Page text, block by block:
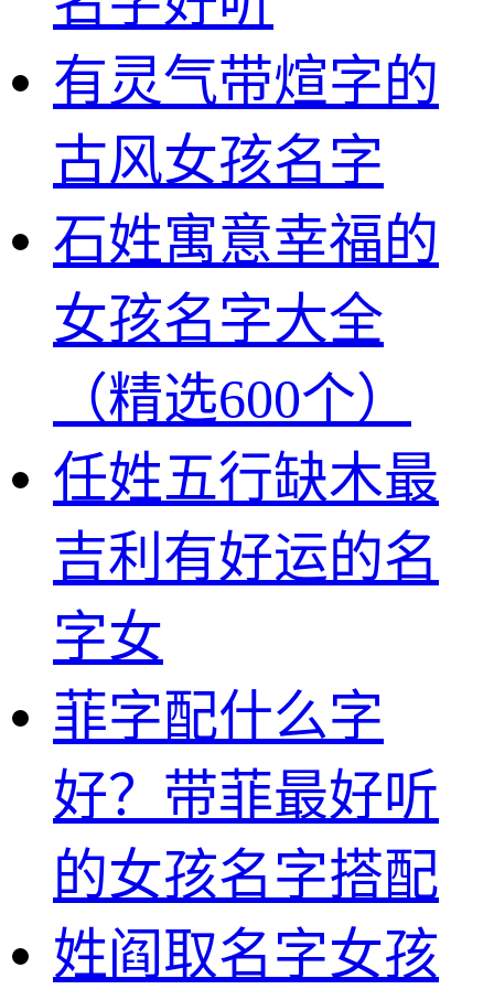
有灵气带煊字的
古风女孩名字
石姓寓意幸福的
女孩名字大全
（精选600个）
任姓五行缺木最
吉利有好运的名
字女
菲字配什么字
好？带菲最好听
的女孩名字搭配
姓阎取名字女孩